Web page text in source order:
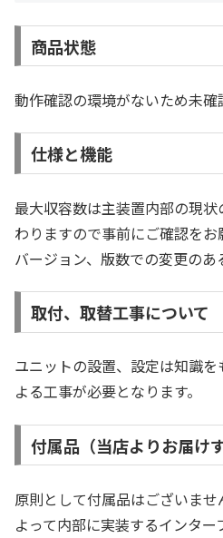
商品状態
動作確認の環境がないため未確
仕様と機能
最大収容数は主装置内部の現
わりますので事前にご確認をお
バージョン、版数での変更のあ
取付、取替工事について
ユニットの設置、設定は知識
よる工事が必要となります。
付属品（当店よりお届け
原則として付属品はございま
よって内部に実装するインタ